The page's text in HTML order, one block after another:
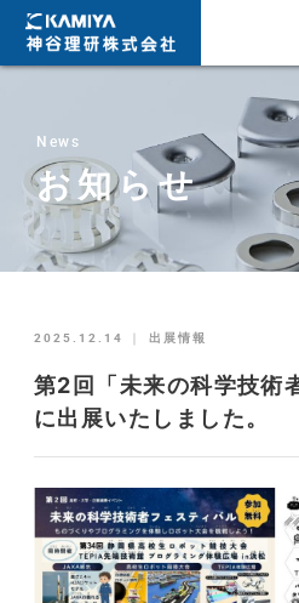
News
お知らせ
2025.12.14 ｜ 出展情報
第2回「未来の科学技術
に出展いたしました。